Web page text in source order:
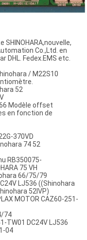
SHINOHARA,nouvelle,
Co.,Ltd. en
DHL. Fedex.EMS etc.
/ M22S10
52
Modèle offset
en fonction de
370VD
74 52
RB350075-
75 VH
66/75/79
LJ536 ((Shinohara
52IVP)
MOTOR CAZ60-251-
74
TW01 DC24V LJ536
04